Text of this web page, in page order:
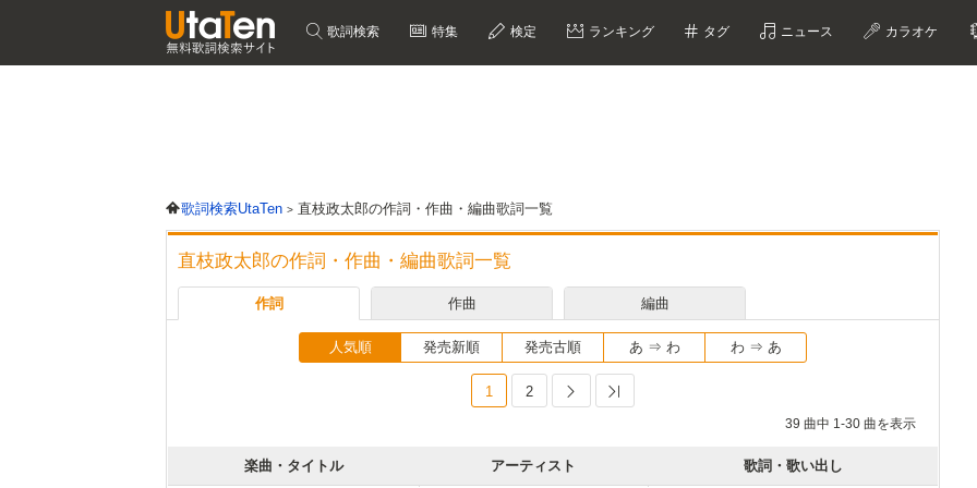
歌詞検索 特集 検定 ランキング タグ ニュース カラオケ
歌詞検索UtaTen 直枝政太郎の作詞・作曲・編曲歌詞一覧
直枝政太郎の作詞・作曲・編曲歌詞一覧
作詞 作曲 編曲
人気順 発売新順 発売古順 あ ⇒ わ わ ⇒ あ
1 2 Next
39 曲中 1-30 曲を表示
楽曲・タイトル アーティスト 歌詞・歌い出し